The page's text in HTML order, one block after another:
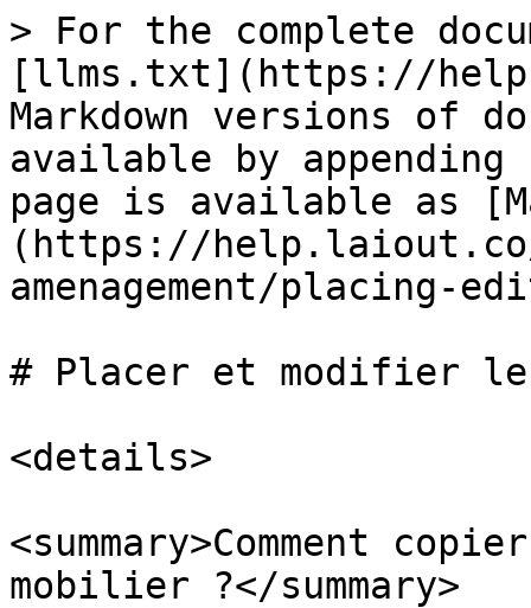
> For the complete
[llms.txt](https://
Markdown versions of
available by
page is available as
(https://
amenagement/placing-
# Placer et modifier
<details>
<summary>Comment
mobilier ?</summary>